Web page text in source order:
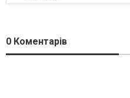
0 Коментарів